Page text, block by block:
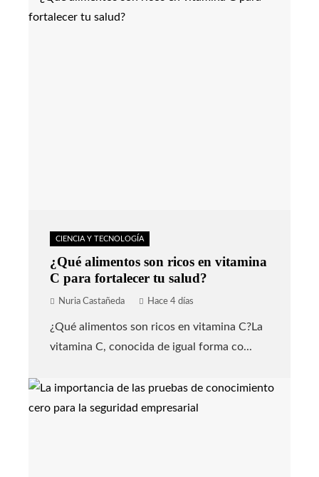
CIENCIA Y TECNOLOGÍA
¿Qué alimentos son ricos en vitamina
C para fortalecer tu salud?
Nuria Castañeda Hace 4 días
¿Qué alimentos son ricos en vitamina C?La
vitamina C, conocida de igual forma co...